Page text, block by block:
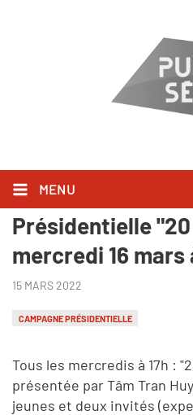
MENU
Nouveau rendez-
Présidentielle
mercredi 16 mars
15 MARS 2022
CAMPAGNE PRÉSIDENTIELLE
Tous les mercredis à 17h :
présentée par Tâm Tran
jeunes et deux invités